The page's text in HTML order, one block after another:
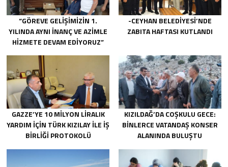
“GÖREVE GELIŞIMIZIN 1.
YILINDA AYNI INANÇ VE AZIMLE
HIZMETE DEVAM EDIYORUZ”
-CEYHAN BELEDIYESI’NDE
ZABITA HAFTASI KUTLANDI
GAZZE’YE 10 MILYON LIRALIK
YARDIM IÇIN TÜRK KIZILAY ILE IŞ
BIRLIĞI PROTOKOLÜ
KIZILDAĞ’DA COŞKULU GECE:
BINLERCE VATANDAŞ KONSER
ALANINDA BULUŞTU